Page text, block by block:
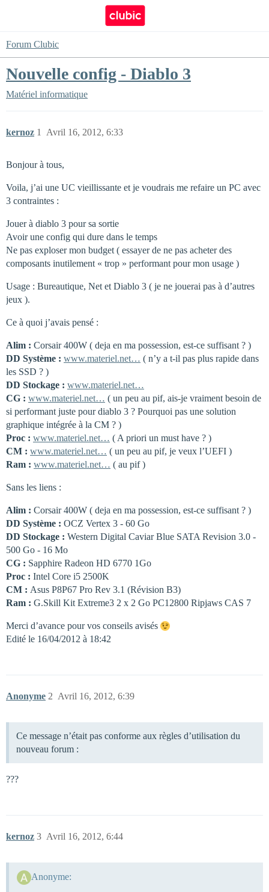
Forum Clubic
Nouvelle config - Diablo 3
Matériel informatique
kernoz Avril 16, 2012, 6:33
1
Bonjour à tous,
Voila, j’ai une UC vieillissante et je voudrais me refaire un PC avec
3 contraintes :
Jouer à diablo 3 pour sa sortie
Avoir une config qui dure dans le temps
Ne pas exploser mon budget ( essayer de ne pas acheter des
composants inutilement « trop » performant pour mon usage )
Usage : Bureautique, Net et Diablo 3 ( je ne jouerai pas à d’autres
jeux ).
Ce à quoi j’avais pensé :
Alim : Corsair 400W ( deja en ma possession, est-ce suffisant ? )
DD Système : www.materiel.net… ( n’y a t-il pas plus rapide dans
les SSD ? )
DD Stockage : www.materiel.net…
CG : www.materiel.net… ( un peu au pif, ais-je vraiment besoin de
si performant juste pour diablo 3 ? Pourquoi pas une solution
graphique intégrée à la CM ? )
Proc : www.materiel.net… ( A priori un must have ? )
CM : www.materiel.net… ( un peu au pif, je veux l’UEFI )
Ram : www.materiel.net… ( au pif )
Sans les liens :
Alim : Corsair 400W ( deja en ma possession, est-ce suffisant ? )
DD Système : OCZ Vertex 3 - 60 Go
DD Stockage : Western Digital Caviar Blue SATA Revision 3.0 -
500 Go - 16 Mo
CG : Sapphire Radeon HD 6770 1Go
Proc : Intel Core i5 2500K
CM : Asus P8P67 Pro Rev 3.1 (Révision B3)
Ram : G.Skill Kit Extreme3 2 x 2 Go PC12800 Ripjaws CAS 7
Merci d’avance pour vos conseils avisés
Edité le 16/04/2012 à 18:42
Anonyme Avril 16, 2012, 6:39
2
Ce message n’était pas conforme aux règles d’utilisation du
nouveau forum :
???
kernoz Avril 16, 2012, 6:44
3
Anonyme: